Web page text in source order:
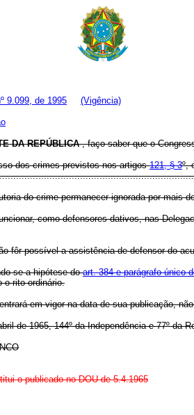
9.099, de 1995 (Vigência)
DA REPÚBLICA, faço saber que o
dos crimes previstos nos artigos121, § 3º,
do crime permanecer ignorada por mais de
como defensores dativos, nas
possível a assistência de defensor do
se a hipótese doart. 384 e parágrafo único
o rito ordinário.
em vigor na data de sua publicação,
1965, 144º da Independência e 77º da
o publicado no DOU de 5.4.1965